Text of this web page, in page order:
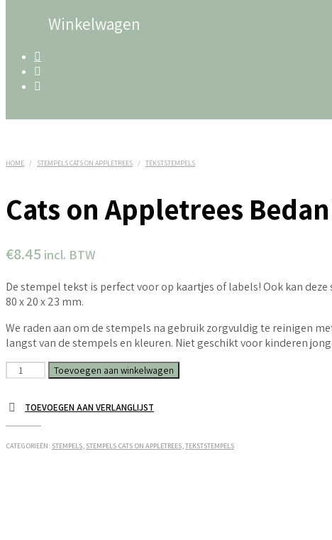
Winkelwagen
HOME / STEMPELS CATS ON APPLETREES / TEKSTSTEMPELS
Cats on Appletrees
€8.45 incl. BTW
De stempel tekst is perfect voor op kaartjes of labels! Ook kan
80 x 20 x 23 mm.
We raden aan om de stempels na gebruik zorgvuldig te reinigen
langst van de stempels en kleuren. Niet geschikt voor kinderen
Cats
on
Bedankt
dat
je
Toevoegen aan winkelwagen
TOEVOEGEN AAN VERLANGLIJST
CATEGORIEËN: STEMPELS, STEMPELS CATS ON APPLETREES,TEKSTSTEMPELS